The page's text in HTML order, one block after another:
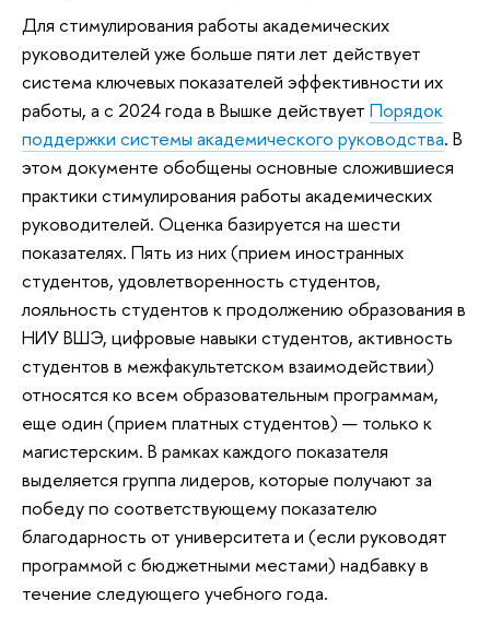
Для стимулирования работы академических
руководителей уже больше пяти лет действует
система ключевых показателей эффективности их
работы, а с 2024 года в Вышке действует Порядок
поддержки системы академического руководства. В
этом документе обобщены основные сложившиеся
практики стимулирования работы академических
руководителей. Оценка базируется на шести
показателях. Пять из них (прием иностранных
студентов, удовлетворенность студентов,
лояльность студентов к продолжению образования в
НИУ ВШЭ, цифровые навыки студентов, активность
студентов в межфакультетском взаимодействии)
относятся ко всем образовательным программам,
еще один (прием платных студентов) — только к
магистерским. В рамках каждого показателя
выделяется группа лидеров, которые получают за
победу по соответствующему показателю
благодарность от университета и (если руководят
программой с бюджетными местами) надбавку в
течение следующего учебного года.